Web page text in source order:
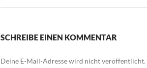
SCHREIBE EINEN KOMMENTAR
Deine E-Mail-Adresse wird nicht veröffentlicht.